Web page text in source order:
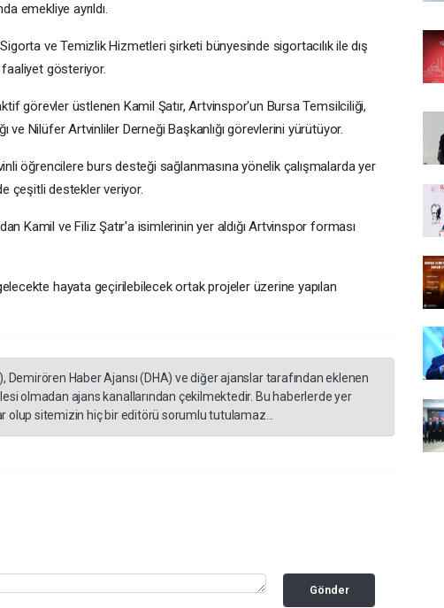
emekliye ayrıldı.
ve Temizlik Hizmetleri şirketi bünyesinde sigortacılık ile dış
faaliyet gösteriyor.
görevler üstlenen Kamil Şatır, Artvinspor'un Bursa Temsilciliği,
ve Nilüfer Artvinliler Derneği Başkanlığı görevlerini yürütüyor.
öğrencilere burs desteği sağlanmasına yönelik çalışmalarda yer
çeşitli destekler veriyor.
Kamil ve Filiz Şatır'a isimlerinin yer aldığı Artvinspor forması
hayata geçirilebilecek ortak projeler üzerine yapılan
Demirören Haber Ajansı (DHA) ve diğer ajanslar tarafından eklenen
olmadan ajans kanallarından çekilmektedir. Bu haberlerde yer
olup sitemizin hiç bir editörü sorumlu tutulamaz...
Gönder